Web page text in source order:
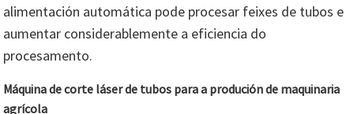
alimentación automática pode procesar feixes de tubos e
aumentar considerablemente a eficiencia do
procesamento.
Máquina de corte láser de tubos para a produción de maquinaria
agrícola